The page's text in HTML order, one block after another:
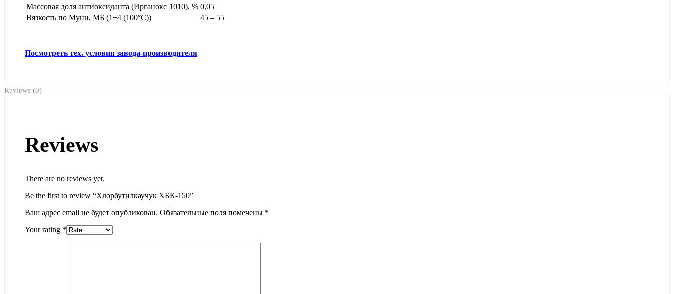
Массовая доля антиоксиданта (Ирганокс 1010), % 0,05
Вязкость по Муни, МБ (1+4 (100°С))
45 – 55
Посмотреть тех. условия завода-производителя
Reviews (0)
Reviews
There are no reviews yet.
Be the first to review “Хлорбутилкаучук ХБК-150”
Ваш адрес email не будет опубликован. Обязательные поля помечены *
Your rating *